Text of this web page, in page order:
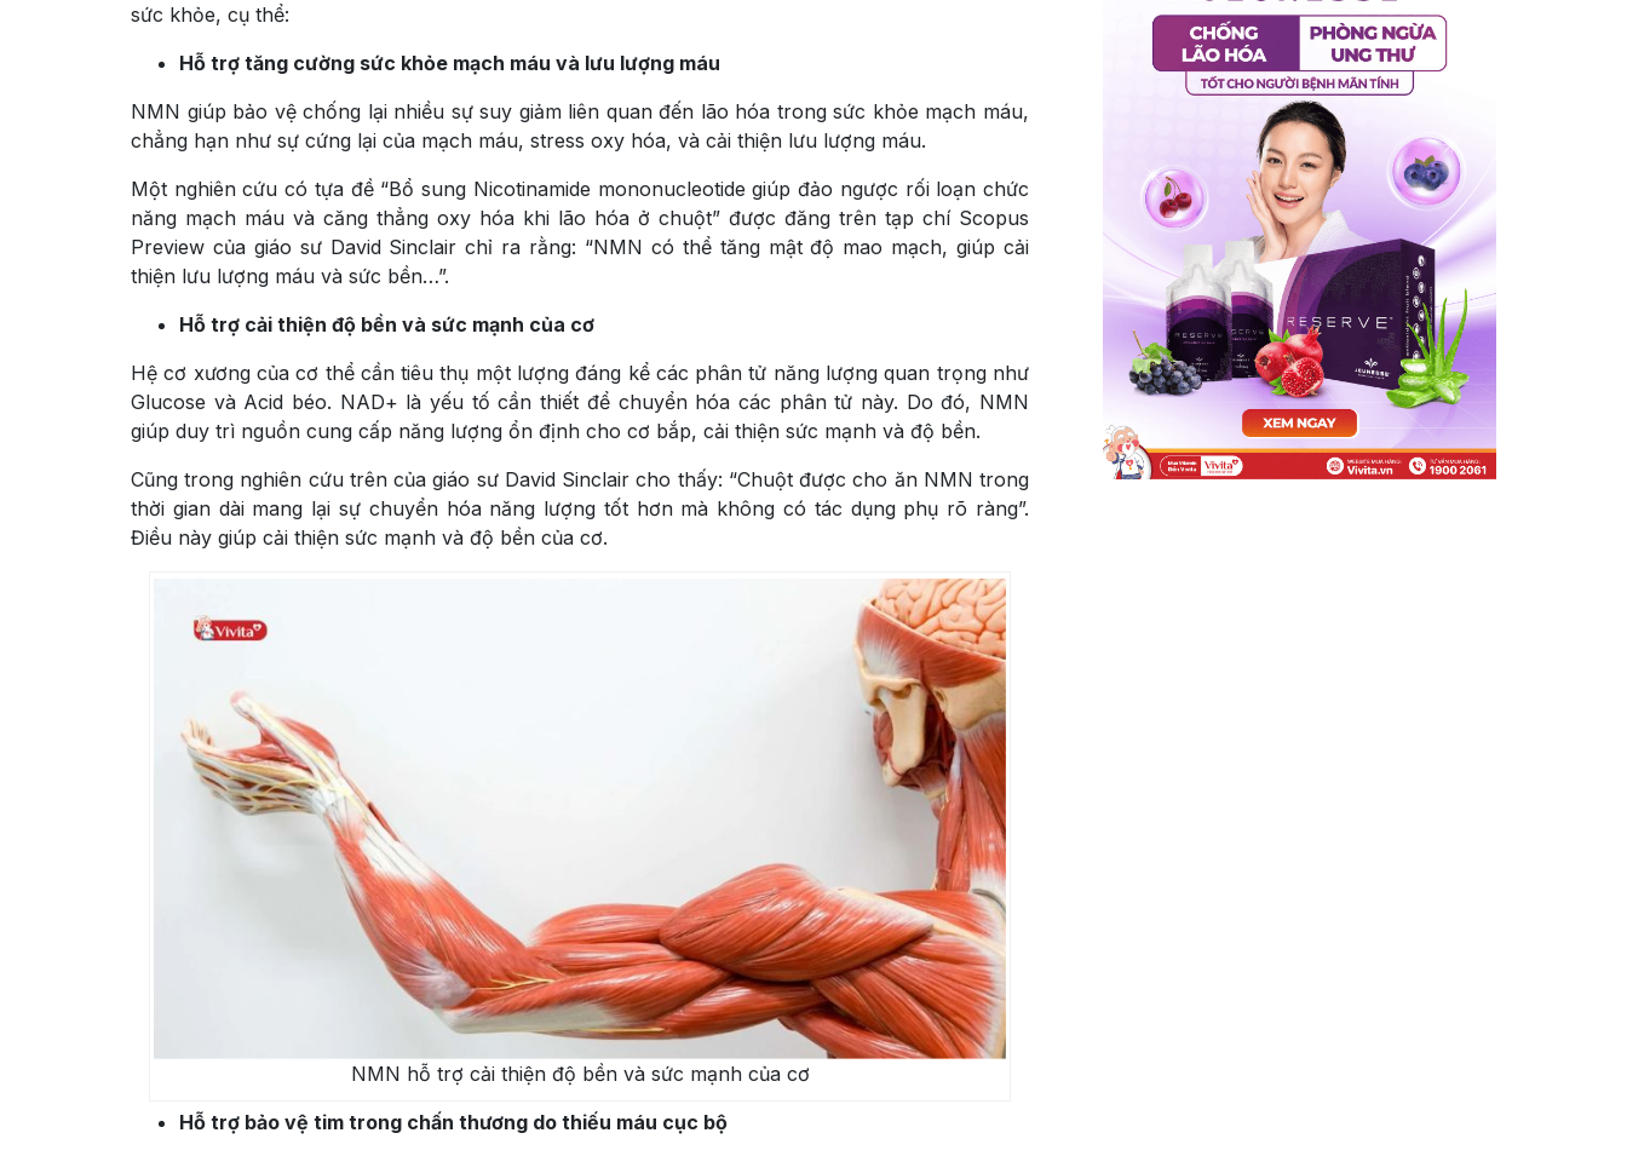
sức khỏe, cụ thể:
Hỗ trợ tăng cường sức khỏe mạch máu và lưu lượng máu
NMN giúp bảo vệ chống lại nhiều sự suy giảm liên quan đến lão hóa trong sức khỏe mạch máu,
chẳng hạn như sự cứng lại của mạch máu, stress oxy hóa, và cải thiện lưu lượng máu.
Một nghiên cứu có tựa đề “Bổ sung Nicotinamide mononucleotide giúp đảo ngược rối loạn chức
năng mạch máu và căng thẳng oxy hóa khi lão hóa ở chuột” được đăng trên tạp chí Scopus
Preview của giáo sư David Sinclair chỉ ra rằng: “NMN có thể tăng mật độ mao mạch, giúp cải
thiện lưu lượng máu và sức bền…”.
Hỗ trợ cải thiện độ bền và sức mạnh của cơ
Hệ cơ xương của cơ thể cần tiêu thụ một lượng đáng kể các phân tử năng lượng quan trọng như
Glucose và Acid béo. NAD+ là yếu tố cần thiết để chuyển hóa các phân tử này. Do đó, NMN
giúp duy trì nguồn cung cấp năng lượng ổn định cho cơ bắp, cải thiện sức mạnh và độ bền.
Cũng trong nghiên cứu trên của giáo sư David Sinclair cho thấy: “Chuột được cho ăn NMN trong
thời gian dài mang lại sự chuyển hóa năng lượng tốt hơn mà không có tác dụng phụ rõ ràng”.
Điều này giúp cải thiện sức mạnh và độ bền của cơ.
NMN hỗ trợ cải thiện độ bền và sức mạnh của cơ
Hỗ trợ bảo vệ tim trong chấn thương do thiếu máu cục bộ